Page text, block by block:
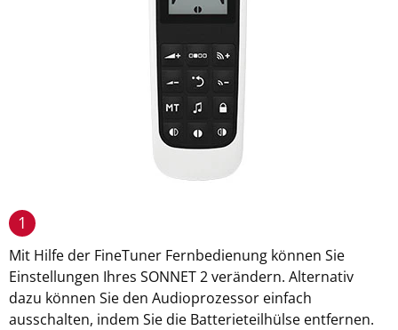
1
Mit Hilfe der FineTuner Fernbedienung können Sie
Einstellungen Ihres SONNET 2 verändern. Alternativ
dazu können Sie den Audioprozessor einfach
ausschalten, indem Sie die Batterieteilhülse entfernen.